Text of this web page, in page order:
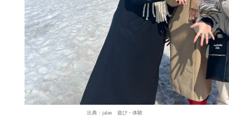
出典：jalan 遊び・体験